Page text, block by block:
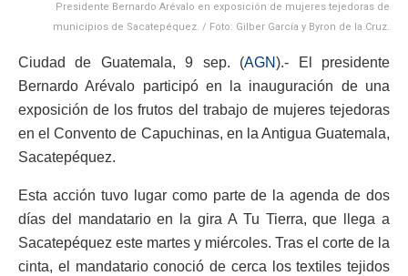
Presidente Bernardo Arévalo en exposición de mujeres tejedoras de
municipios de Sacatepéquez. / Foto: Gilber García y Byron de la Cruz.
Ciudad de Guatemala, 9 sep. (AGN).- El presidente
Bernardo Arévalo participó en la inauguración de una
exposición de los frutos del trabajo de mujeres tejedoras
en el Convento de Capuchinas, en la Antigua Guatemala,
Sacatepéquez.
Esta acción tuvo lugar como parte de la agenda de dos
días del mandatario en la gira A Tu Tierra, que llega a
Sacatepéquez este martes y miércoles. Tras el corte de la
cinta, el mandatario conoció de cerca los textiles tejidos